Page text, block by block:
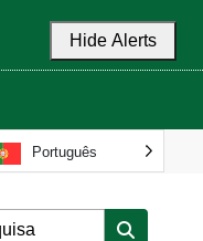
Hide Alerts
Português